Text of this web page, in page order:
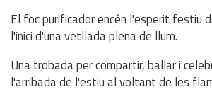
El foc purificador encén l'esperit festiu
l'inici d'una vetllada plena de llum.
Una trobada per compartir, ballar i
l'arribada de l'estiu al voltant de les